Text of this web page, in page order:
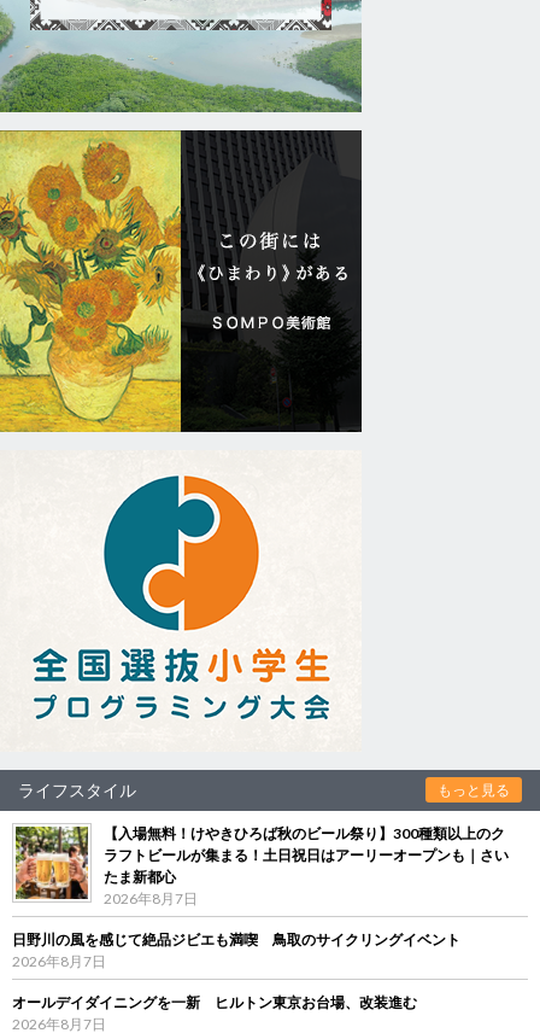
ライフスタイル もっと見る
【入場無料！けやきひろば秋のビール祭り】300種類以上のク
ラフトビールが集まる！土日祝日はアーリーオープンも｜さい
たま新都心
2026年8月7日
日野川の風を感じて絶品ジビエも満喫 鳥取のサイクリングイベント
2026年8月7日
オールデイダイニングを一新 ヒルトン東京お台場、改装進む
2026年8月7日